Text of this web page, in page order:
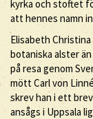
kyrka och stoftet
att hennes namn
Elisabeth
botaniska alster
på resa genom
mött Carl von
skrev han i ett
ansågs i Uppsala